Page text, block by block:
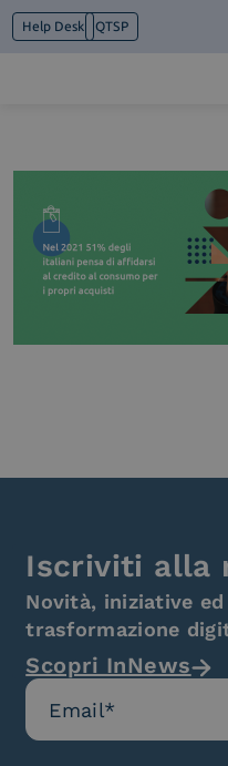
Help Desk QTSP
Piattaforme
Industry
News e Media
Iscriviti alla
Novità, iniziative
trasformazione
Scopri InNews